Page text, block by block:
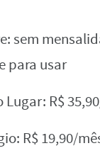
sem
para usar
Lugar: R$
R$ 19,90/